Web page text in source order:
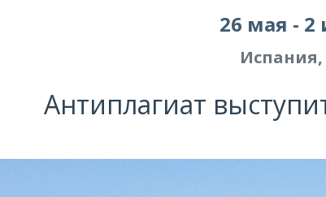
26 мая - 2
Антиплагиат